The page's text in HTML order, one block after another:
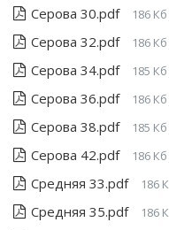
Серова 30.pdf 186 Кб
Серова 32.pdf 186 Кб
Серова 34.pdf 185 Кб
Серова 36.pdf 186 Кб
Серова 38.pdf 185 Кб
Серова 42.pdf 186 Кб
Средняя 33.pdf 186
Средняя 35.pdf 186